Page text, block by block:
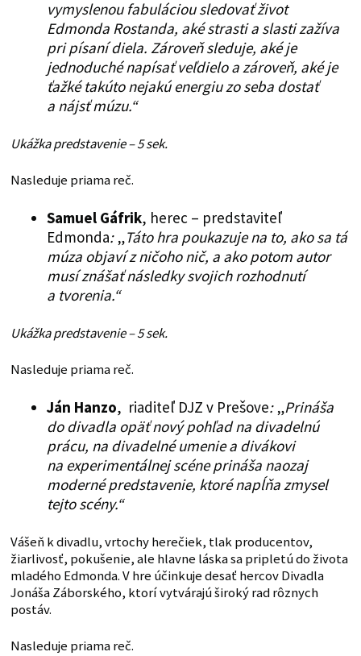
vymyslenou fabuláciou sledovať život
Edmonda Rostanda, aké strasti a slasti zažíva
pri písaní diela. Zároveň sleduje, aké je
jednoduché napísať veľdielo a zároveň, aké je
ťažké takúto nejakú energiu zo seba dostať
a nájsť múzu.“
Ukážka predstavenie – 5 sek.
Nasleduje priama reč.
Samuel Gáfrik, herec – predstaviteľ
Edmonda:„Táto hra poukazuje na to, ako sa tá
múza objaví z ničoho nič, a ako potom autor
musí znášať následky svojich rozhodnutí
a tvorenia.“
Ukážka predstavenie – 5 sek.
Nasleduje priama reč.
Ján Hanzo, riaditeľ DJZ v Prešove:„Prináša
do divadla opäť nový pohľad na divadelnú
prácu, na divadelné umenie a divákovi
na experimentálnej scéne prináša naozaj
moderné predstavenie, ktoré napĺňa zmysel
tejto scény.“
Vášeň k divadlu, vrtochy herečiek, tlak producentov,
žiarlivosť, pokušenie, ale hlavne láska sa pripletú do života
mladého Edmonda. V hre účinkuje desať hercov Divadla
Jonáša Záborského, ktorí vytvárajú široký rad rôznych
postáv.
Nasleduje priama reč.